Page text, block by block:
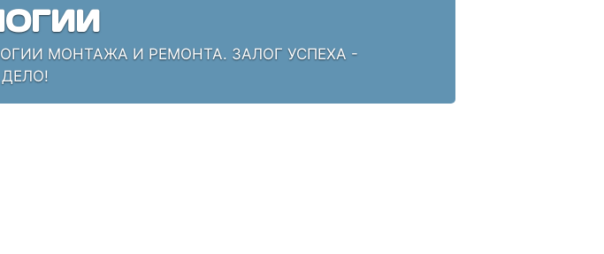
МОНТАЖА И РЕМОНТА. ЗАЛОГ УСПЕХА -